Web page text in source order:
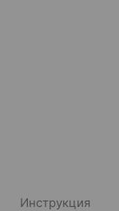
Инструкция